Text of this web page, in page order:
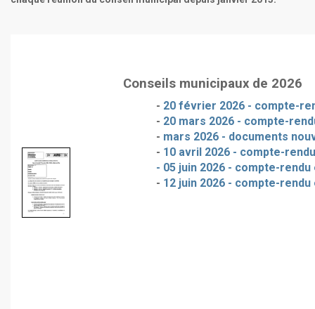
Conseils municipaux de 2026
- 20 février 2026 - compte-
- 20 mars 2026 - compte-
- mars 2026 - documents
- 10 avril 2026 - compte-
- 05 juin 2026 - compte-
- 12 juin 2026 - compte-